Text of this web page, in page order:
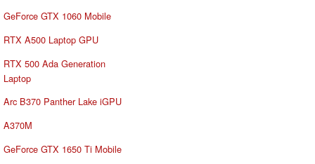
GeForce GTX 1060 Mobile
RTX A500 Laptop GPU
RTX 500 Ada Generation
Laptop
Arc B370 Panther Lake iGPU
A370M
GeForce GTX 1650 Ti Mobile